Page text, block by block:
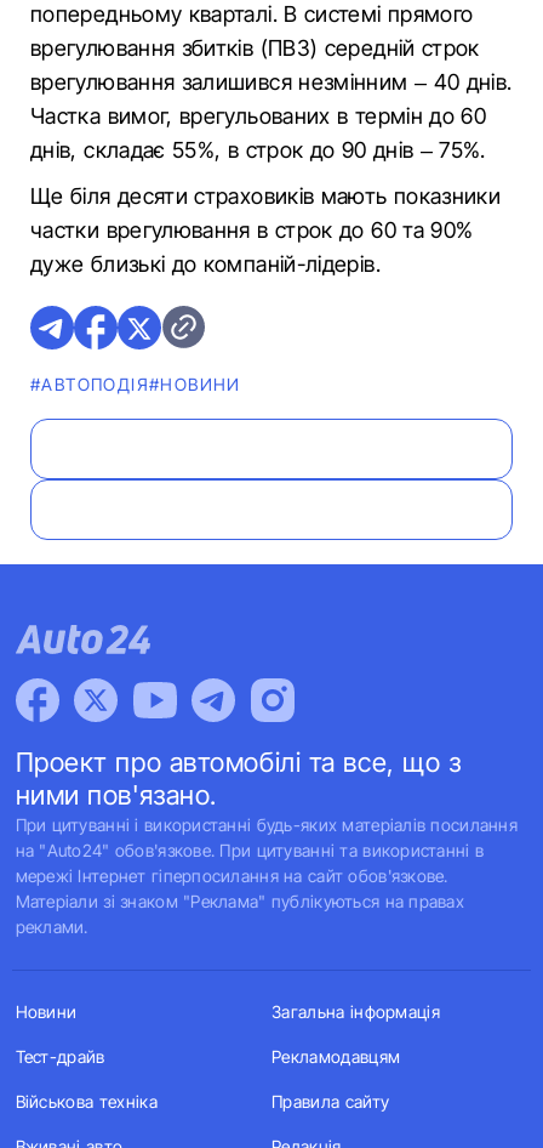
попередньому кварталі. В системі прямого
врегулювання збитків (ПВЗ) середній строк
врегулювання залишився незмінним – 40 днів.
Частка вимог, врегульованих в термін до 60
днів, складає 55%, в строк до 90 днів – 75%.
Ще біля десяти страховиків мають показники
частки врегулювання в строк до 60 та 90%
дуже близькі до компаній-лідерів.
#АВТОПОДІЯ#НОВИНИ
Проект про автомобілі та все, що з
ними пов'язано.
При цитуванні і використанні будь-яких матеріалів посилання
на "Auto24" обов'язкове. При цитуванні та використанні в
мережі Інтернет гіперпосилання на сайт обов'язкове.
Матеріали зі знаком "Реклама" публікуються на правах
реклами.
Новини
Тест-драйв
Військова техніка
Загальна інформація
Рекламодавцям
Правила сайту